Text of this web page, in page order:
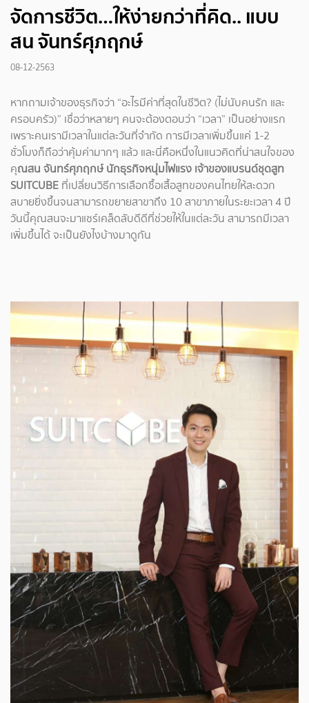
จัดการชีวิต…ให้ง่ายกว่าที่คิด.. แบบ
สน จันทร์ศุภฤกษ์
08-12-2563
หากถามเจ้าของธุรกิจว่า “อะไรมีค่าที่สุดในชีวิต? (ไม่นับคนรัก และ
ครอบครัว)” เชื่อว่าหลายๆ คนจะต้องตอบว่า “เวลา” เป็นอย่างแรก
เพราะคนเรามีเวลาในแต่ละวันที่จำกัด การมีเวลาเพิ่มขึ้นแค่ 1-2
ชั่วโมงก็ถือว่าคุ้มค่ามากๆ แล้ว และนี่คือหนึ่งในแนวคิดที่น่าสนใจของ
คุณสน จันทร์ศุภฤกษ์ นักธุรกิจหนุ่มไฟแรง เจ้าของแบรนด์ชุดสูท
SUITCUBE ที่เปลี่ยนวิธีการเลือกซื้อเสื้อสูทของคนไทยให้สะดวก
สบายยิ่งขึ้นจนสามารถขยายสาขาถึง 10 สาขาภายในระยะเวลา 4 ปี
วันนี้คุณสนจะมาแชร์เคล็ดลับดีดีที่ช่วยให้ในแต่ละวัน สามารถมีเวลา
เพิ่มขึ้นได้ จะเป็นยังไงบ้างมาดูกัน